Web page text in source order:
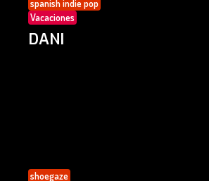
spanish indie pop
Vacaciones
DANI
shoegaze